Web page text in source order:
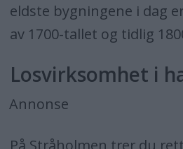
eldste bygningene i dag
av 1700-tallet og tidlig
Losvirksomhet i
Annonse